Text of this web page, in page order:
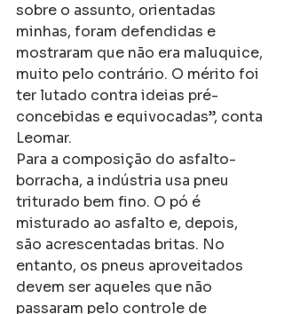
sobre o assunto, orientadas
minhas, foram defendidas e
mostraram que não era maluquice,
muito pelo contrário. O mérito foi
ter lutado contra ideias pré-
concebidas e equivocadas”, conta
Leomar.
Para a composição do asfalto-
borracha, a indústria usa pneu
triturado bem fino. O pó é
misturado ao asfalto e, depois,
são acrescentadas britas. No
entanto, os pneus aproveitados
devem ser aqueles que não
passaram pelo controle de